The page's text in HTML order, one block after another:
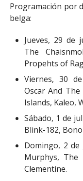
Programación por
belga:
Jueves, 29 de
The
Propehts of
Viernes, 30
Oscar And
Islands, Kaleo,
Sábado, 1 de
Blink-182,
Domingo, 2 de
Murphys, The
Clementine.